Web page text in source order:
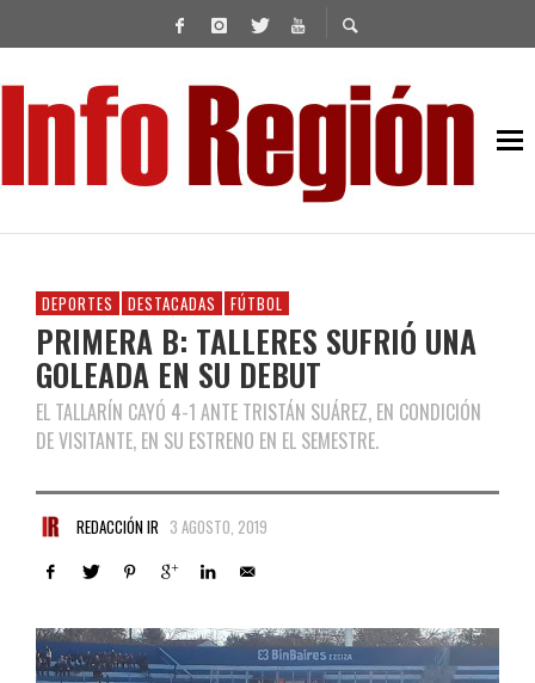
DEPORTES DESTACADAS FÚTBOL
PRIMERA B: TALLERES SUFRIÓ UNA
GOLEADA EN SU DEBUT
EL TALLARÍN CAYÓ 4-1 ANTE TRISTÁN SUÁREZ, EN CONDICIÓN
DE VISITANTE, EN SU ESTRENO EN EL SEMESTRE.
REDACCIÓN IR 3 AGOSTO, 2019